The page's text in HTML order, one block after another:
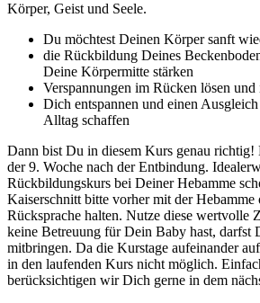
Körper, Geist und Seele.
Du möchtest Deinen Körper sanft
die Rückbildung Deines
Deine Körpermitte stärken
Verspannungen im Rücken lösen
Dich entspannen und einen
Alltag schaffen
Dann bist Du in diesem Kurs genau richtig!
der 9. Woche nach der Entbindung.
Rückbildungskurs bei Deiner Hebamme
Kaiserschnitt bitte vorher mit der Hebamme
Rücksprache halten. Nutze diese wertvolle
keine Betreuung für Dein Baby hast, darfst
mitbringen. Da die Kurstage aufeinander
in den laufenden Kurs nicht möglich.
berücksichtigen wir Dich gerne in dem